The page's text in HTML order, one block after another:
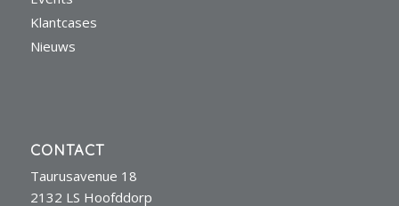
Klantcases
Nieuws
CONTACT
Taurusavenue 18
2132 LS Hoofddorp